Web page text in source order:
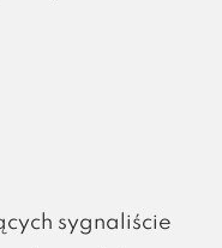
sygnaliście